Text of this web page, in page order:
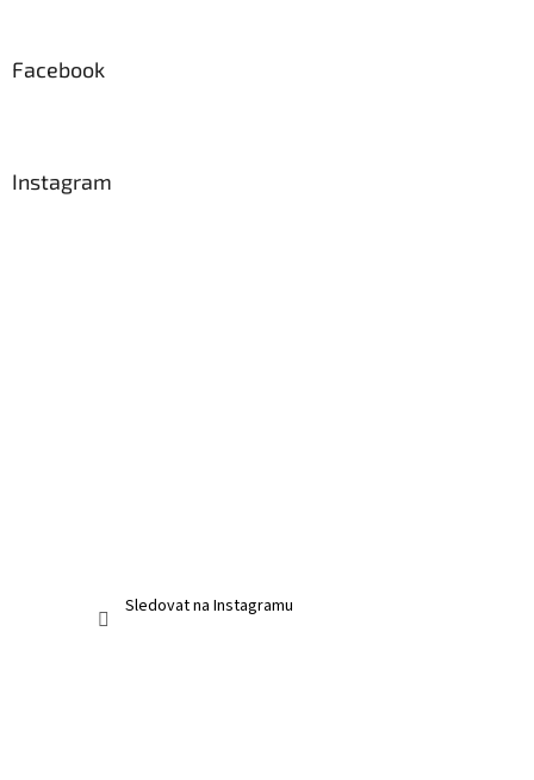
Facebook
Instagram
Sledovat na Instagramu